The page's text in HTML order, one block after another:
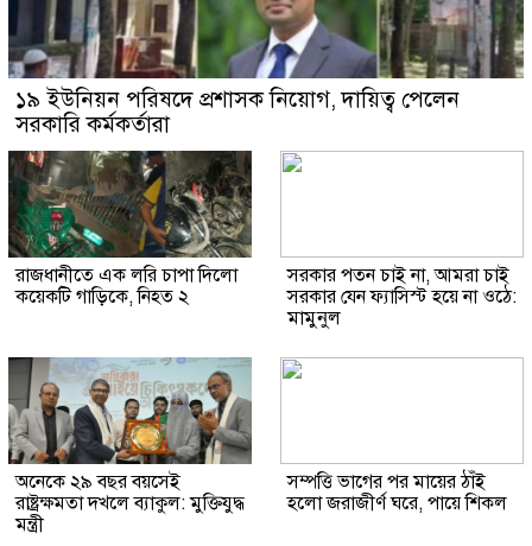
১৯ ইউনিয়ন পরিষদে প্রশাসক নিয়োগ, দায়িত্ব পেলেন
সরকারি কর্মকর্তারা
রাজধানীতে এক লরি চাপা দিলো
কয়েকটি গাড়িকে, নিহত ২
সরকার পতন চাই না, আমরা চাই
সরকার যেন ফ্যাসিস্ট হয়ে না ওঠে:
মামুনুল
অনেকে ২৯ বছর বয়সেই
রাষ্ট্রক্ষমতা দখলে ব্যাকুল: মুক্তিযুদ্ধ
মন্ত্রী
সম্পত্তি ভাগের পর মায়ের ঠাঁই
হলো জরাজীর্ণ ঘরে, পায়ে শিকল